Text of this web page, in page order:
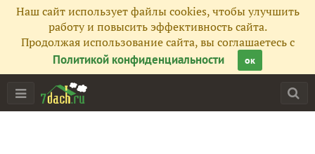
Наш сайт использует файлы cookies, чтобы улучшить
работу и повысить эффективность сайта.
Продолжая использование сайта, вы соглашаетесь с
Политикой конфиденциальности
ок